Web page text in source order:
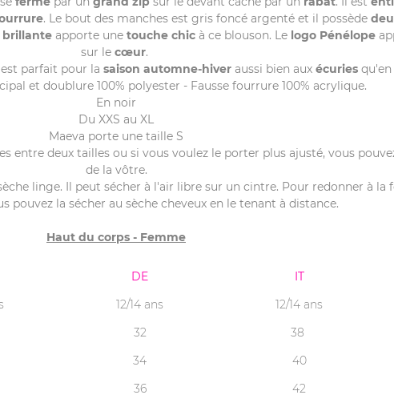
. Le bout des manches est gris foncé argenté et il possède
brillanteapporte une touche chicà ce blouson. Le logo Pénélope
sur le cœur.
est parfait pour la saison automne-hiver aussi bien aux écuries qu'en
et doublure 100% polyester - Fausse fourrure 100% acrylique.
En noir
Du XXS au XL
Maeva porte une taille S
entre deux tailles ou si vous voulez le porter plus ajusté, vous
de la vôtre.
linge. Il peut sécher à l'air libre sur un cintre. Pour redonner à la
pouvez la sécher au sèche cheveux en le tenant à distance.
Haut du corps - Femme
DE IT
12/14 ans 12/14 ans
32 38
34 40
36 42